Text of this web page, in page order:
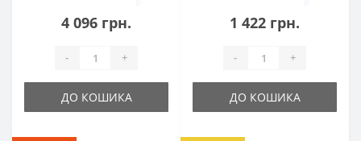
4 096 грн.
- +
ДО КОШИКА
1 422 грн.
- +
ДО КОШИКА